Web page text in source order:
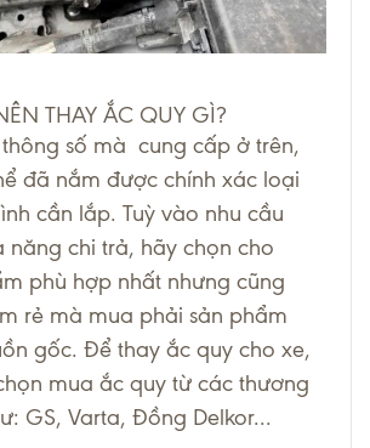
THAY ẮC QUY GÌ?
số mà cung cấp ở trên,
đã nắm được chính xác loại
cần lắp. Tuỳ vào nhu cầu
năng chi trả, hãy chọn cho
phù hợp nhất nhưng cũng
rẻ mà mua phải sản phẩm
gốc. Để thay ắc quy cho xe,
mua ắc quy từ các thương
GS, Varta, Đồng Delkor...